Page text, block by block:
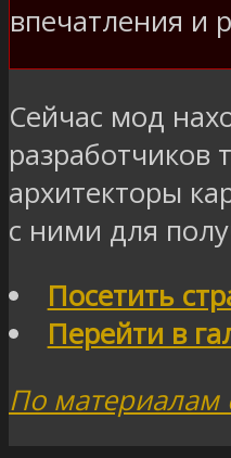
впечатления и
Сейчас мод
разработчиков
архитекторы
с ними для
Посетить
Перейти в
По материалам